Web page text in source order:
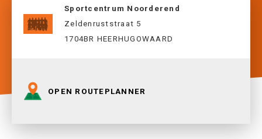
Sportcentrum Noorderend
Zeldenruststraat 5
1704BR HEERHUGOWAARD
OPEN ROUTEPLANNER